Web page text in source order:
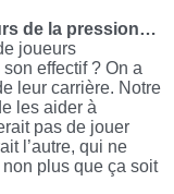
de la pression…
joueurs
effectif ? On a
leur carrière. Notre
les aider à
pas de jouer
l’autre, qui ne
plus que ça soit